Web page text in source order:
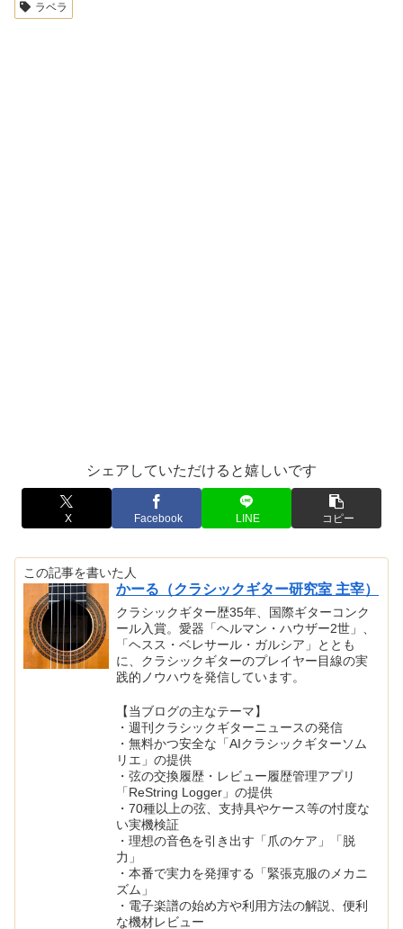
ラベラ
シェアしていただけると嬉しいです
X Facebook LINE コピー
この記事を書いた人
かーる（クラシックギター研究室 主宰）
クラシックギター歴35年、国際ギターコンク
ール入賞。愛器「ヘルマン・ハウザー2世」、
「ヘスス・ベレサール・ガルシア」ととも
に、クラシックギターのプレイヤー目線の実
践的ノウハウを発信しています。
【当ブログの主なテーマ】
・週刊クラシックギターニュースの発信
・無料かつ安全な「AIクラシックギターソム
リエ」の提供
・弦の交換履歴・レビュー履歴管理アプリ
「ReString Logger」の提供
・70種以上の弦、支持具やケース等の忖度な
い実機検証
・理想の音色を引き出す「爪のケア」「脱
力」
・本番で実力を発揮する「緊張克服のメカニ
ズム」
・電子楽譜の始め方や利用方法の解説、便利
な機材レビュー